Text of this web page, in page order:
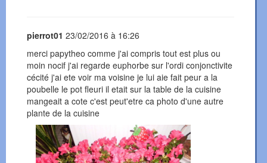
pierrot01 23/02/2016 à 16:26
merci papytheo comme j'ai compris tout est plus ou
moin nocif j'ai regarde euphorbe sur l'ordi conjonctivite
cécité j'ai ete voir ma voisine je lui aie fait peur a la
poubelle le pot fleuri il etait sur la table de la cuisine
mangeait a cote c'est peut'etre ca photo d'une autre
plante de la cuisine